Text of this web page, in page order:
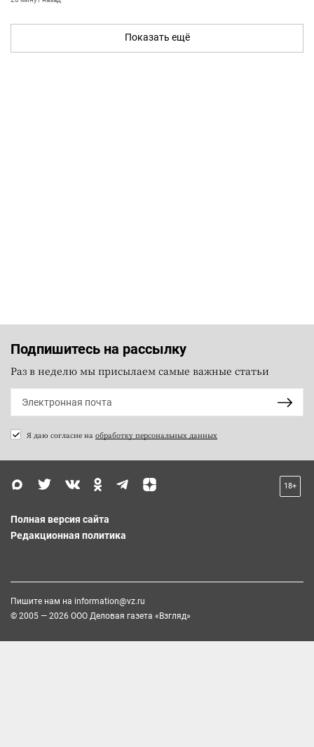
Показать ещё
Подпишитесь на рассылку
Раз в неделю мы присылаем самые важные статьи
Я даю согласие на обработку персональных данных
18+
Полная версия сайта
Редакционная политика
Пишите нам на information@vz.ru
© 2005 — 2026 ООО Деловая газета «Взгляд»